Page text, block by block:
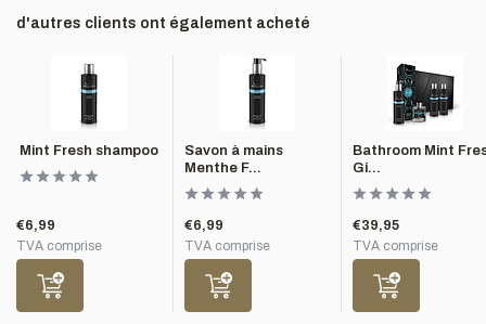
d'autres clients ont également acheté
Mint Fresh shampoo
€6,99
TVA comprise
Savon à mains
Menthe F...
€6,99
TVA comprise
Bathroom Mint
Gi...
€39,95
TVA comprise